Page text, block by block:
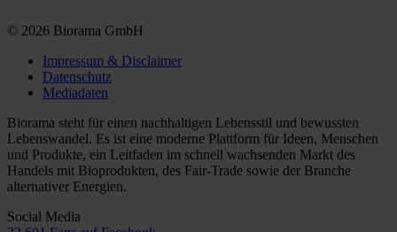
© 2026 Biorama GmbH
Impressum & Disclaimer
Datenschutz
Mediadaten
Biorama steht für einen nachhaltigen Lebensstil und bewussten
Lebenswandel. Es ist eine moderne Plattform für Ideen, Menschen
und Produkte, ein Leitfaden im schnell wachsenden Markt des
Handels mit Bioprodukten, des Fair-Trade sowie der Branche
alternativer Energien.
Social Media